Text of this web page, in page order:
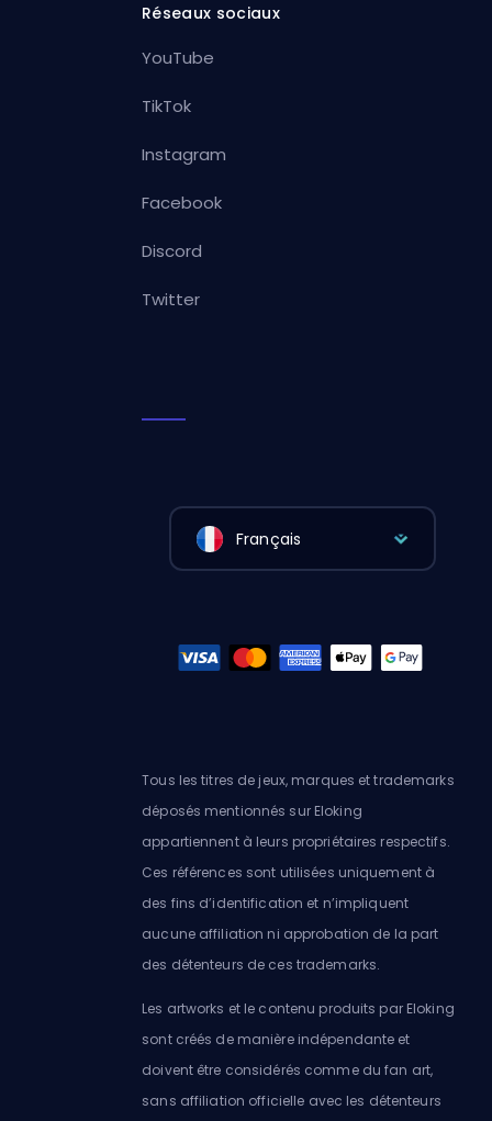
Réseaux sociaux
YouTube
TikTok
Instagram
Facebook
Discord
Twitter
Français
Tous les titres de jeux, marques et trademarks
déposés mentionnés sur Eloking
appartiennent à leurs propriétaires respectifs.
Ces références sont utilisées uniquement à
des fins d’identification et n’impliquent
aucune affiliation ni approbation de la part
des détenteurs de ces trademarks.
Les artworks et le contenu produits par Eloking
sont créés de manière indépendante et
doivent être considérés comme du fan art,
sans affiliation officielle avec les détenteurs